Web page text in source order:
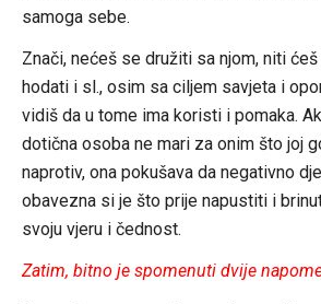
samoga sebe.
Znači, nećeš se družiti sa njom, niti
hodati i sl., osim sa ciljem savjeta i
vidiš da u tome ima koristi i pomaka.
dotična osoba ne mari za onim što joj
naprotiv, ona pokušava da negativno
obavezna si je što prije napustiti i
svoju vjeru i čednost.
Zatim, bitno je spomenuti dvije